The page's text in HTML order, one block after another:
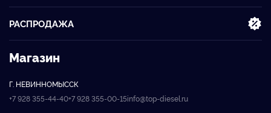
РАСПРОДАЖА
Магазин
Г. НЕВИННОМЫССК
+7 928 355-44-40+7 928 355-00-15info@top-diesel.ru